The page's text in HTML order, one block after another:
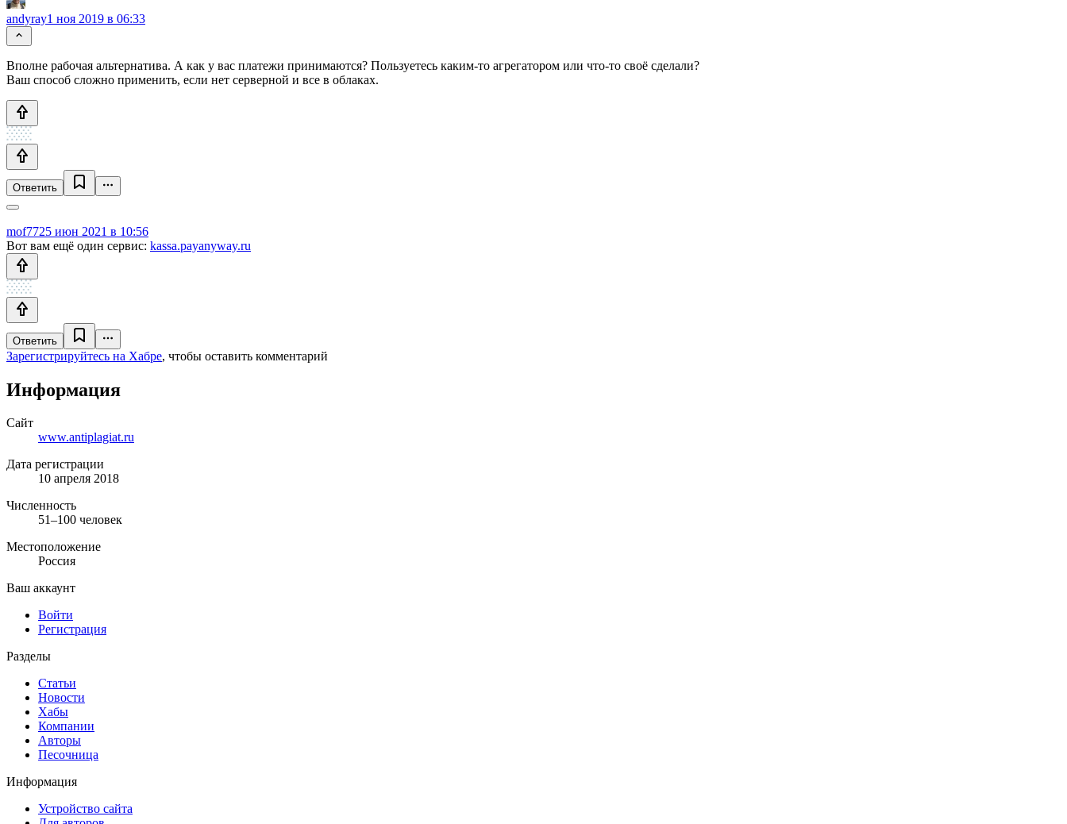
andyray1 ноя 2019 в 06:33
Вполне рабочая альтернатива. А как у вас платежи принимаются? Пользуетесь каким-то агрегатором или что-то своё сделали?
Ваш способ сложно применить, если нет серверной и все в облаках.
Ответить
mof7725 июн 2021 в 10:56
Вот вам ещё один сервис: kassa.payanyway.ru
Ответить
Зарегистрируйтесь на Хабре, чтобы оставить комментарий
Информация
Сайт
www.antiplagiat.ru
Дата регистрации
10 апреля 2018
Численность
51–100 человек
Местоположение
Россия
Ваш аккаунт
Войти
Регистрация
Разделы
Статьи
Новости
Хабы
Компании
Авторы
Песочница
Информация
Устройство сайта